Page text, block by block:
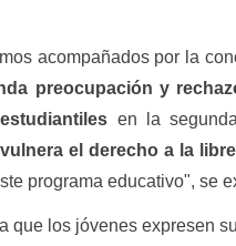
acompañados por la
preocupación y
en la
vulnera el derecho a la
programa educativo", se
que los jóvenes expresen